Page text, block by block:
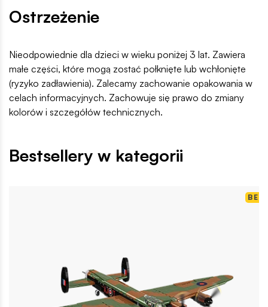
Ostrzeżenie
Nieodpowiednie dla dzieci w wieku poniżej 3 lat. Zawiera
małe części, które mogą zostać połknięte lub wchłonięte
(ryzyko zadławienia). Zalecamy zachowanie opakowania w
celach informacyjnych. Zachowuje się prawo do zmiany
kolorów i szczegółów technicznych.
Bestsellery w kategorii